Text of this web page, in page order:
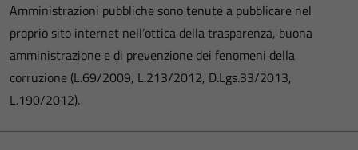
Amministrazioni pubbliche sono tenute a pubblicare nel
proprio sito internet nell’ottica della trasparenza, buona
amministrazione e di prevenzione dei fenomeni della
corruzione (L.69/2009, L.213/2012, D.Lgs.33/2013,
L.190/2012).